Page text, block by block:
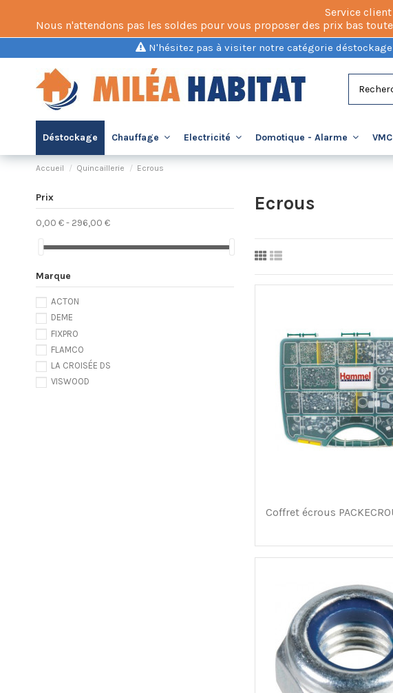
Service client
Nous n'attendons pas les soldes pour vous proposer des prix bas
N'hésitez pas à visiter notre catégorie
Déstockage Chauffage Electricité Domotique - Alarme VMC
Accueil Quincaillerie Ecrous
Ecrous
Coffret écrous
Prix
0,00 € - 296,00 €
Marque
ACTON
DEME
FIXPRO
FLAMCO
LA CROISÉE DS
VISWOOD